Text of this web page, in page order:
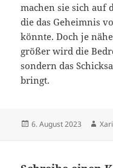
machen sie sich auf
die das Geheimnis
könnte. Doch je
größer wird die
sondern das
bringt.
Veröffentlicht
6. August 2023